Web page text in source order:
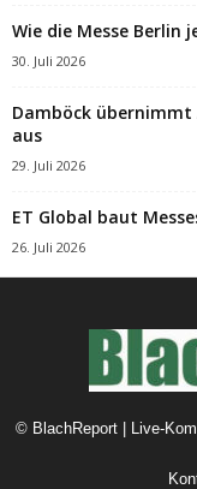
Wie die Messe
30. Juli 2026
Damböck übernimmt
aus
29. Juli 2026
ET Global baut
26. Juli 2026
© BlachReport | Live-